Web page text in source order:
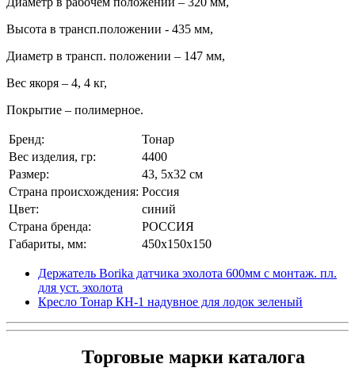
Высота в трансп.положении - 435 мм,
Диаметр в трансп. положении – 147 мм,
Вес якоря – 4, 4 кг,
Покрытие – полимерное.
Бренд:
Тонар
Вес изделия, гр:
4400
Размер:
43, 5x32 см
Страна происхождения: Россия
Цвет:
синий
Страна бренда:
РОССИЯ
Габариты, мм:
450x150x150
Держатель Borika датчика эхолота 600мм с монтаж. пл.
для уст. эхолота
Кресло Тонар КН-1 надувное для лодок зеленый
Торговые марки каталога